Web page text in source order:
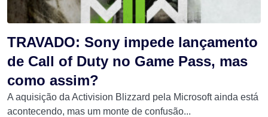
TRAVADO: Sony impede lançamento
de Call of Duty no Game Pass, mas
como assim?
A aquisição da Activision Blizzard pela Microsoft ainda está
acontecendo, mas um monte de confusão...